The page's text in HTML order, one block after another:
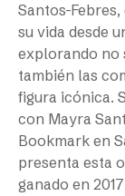
Santos-
su vida desde
explorando no
también las
figura icónica.
con Mayra
Bookmark en
presenta esta
ganado en